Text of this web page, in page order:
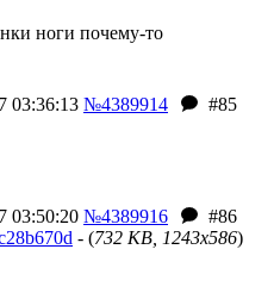
ноги почему-то
03:36:13 №4389914
#85
03:50:20 №4389916
#86
- (732 KB, 1243x586)